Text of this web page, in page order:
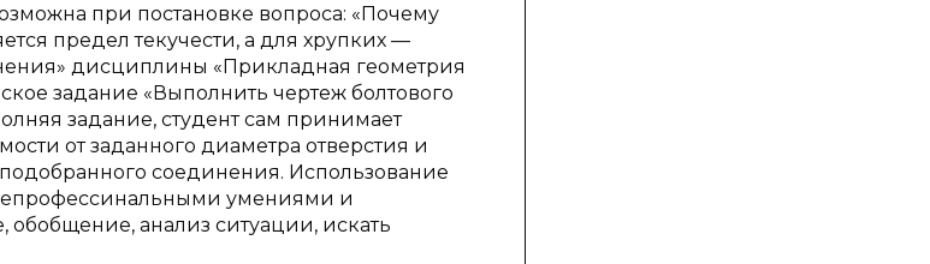
при постановке вопроса: «Почему
предел текучести, а для хрупких —
дисциплины «Прикладная геометрия
задание «Выполнить чертеж болтового
задание, студент сам принимает
от заданного диаметра отверстия и
соединения. Использование
умениями и
обобщение, анализ ситуации, искать